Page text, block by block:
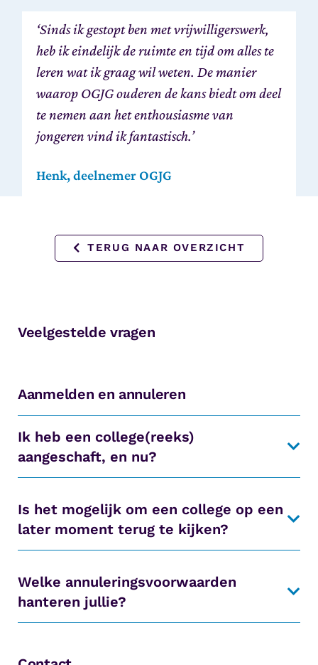
‘Sinds ik gestopt ben met vrijwilligerswerk,
heb ik eindelijk de ruimte en tijd om alles te
leren wat ik graag wil weten. De manier
waarop OGJG ouderen de kans biedt om deel
te nemen aan het enthousiasme van
jongeren vind ik fantastisch.’
Henk, deelnemer OGJG
TERUG NAAR OVERZICHT
Veelgestelde vragen
Aanmelden en annuleren
Ik heb een college(reeks)
aangeschaft, en nu?
Is het mogelijk om een college op een
later moment terug te kijken?
Welke annuleringsvoorwaarden
hanteren jullie?